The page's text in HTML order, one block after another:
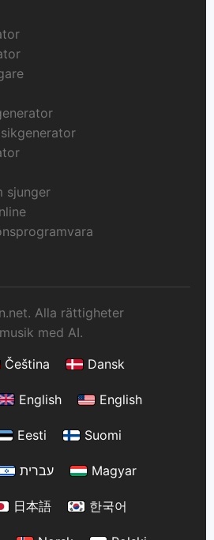
sjunger
Alla rättigheter
med AI.
Čeština Dansk
English English
Eesti Suomi
עברית Magyar
日本語 한국어